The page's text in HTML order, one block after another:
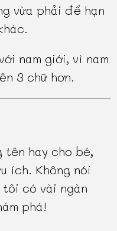
vừa phải để hạn
nam giới, vì nam
3 chữ hơn.
tên hay cho bé,
ích. Không nói
tôi có vài ngàn
phá!